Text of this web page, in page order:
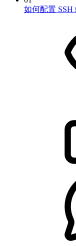
如何配置 SSH